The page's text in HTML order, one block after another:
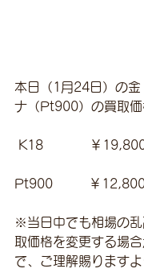
本日（1月24日）の
ナ（Pt900）の買取価
K18　　　  ￥
Pt900         ￥
※当日中でも相場の
取価格を変更する場
で、ご理解賜ります